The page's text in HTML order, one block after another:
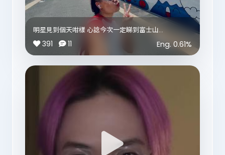
醜小鴨提醒我 懂得欣賞我的人 就會知道明星是天鵝🦢
💜
明星最喜愛的日本廢水💦 第二喜愛就是香水提子味
遇上🖤🤍的7–11 黑白色是因為不想顏色太鮮艷 破壞自然
景觀 咁紫色嘅明星咪打破咗呢度嘅寧靜🥲
The sun will always shine ✨ on the other side 💜🙏
然後明星去咗outlet 買lap sharp 🛍️ 你哋覺得明星
Carry到 要買這套how婆紫色Nike套裝嗎？
明星見到個天咁樣 心諗今次一定睇到富士山
Life is a bitch
But I am a bad bitch 明星冇plan 隨便入咗一間可以
睇到富士山嘅Cafe💜
明星表演富士山前食lunch💜 有冇人睇曬
來都來了 我覺得唔使專程嚟嘅art museum
Are they taking pictures of the clouds? ☁️😂
391 11 Eng. 0.61%